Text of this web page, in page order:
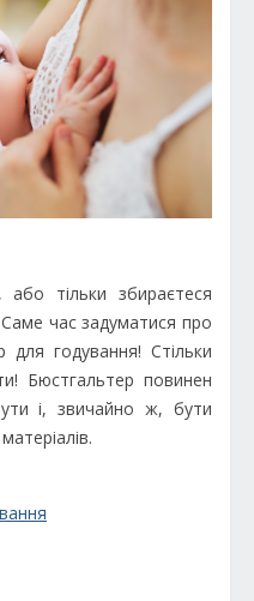
тільки збираєтеся
час задуматися про
годування! Стільки
Бюстгальтер повинен
і, звичайно ж, бути